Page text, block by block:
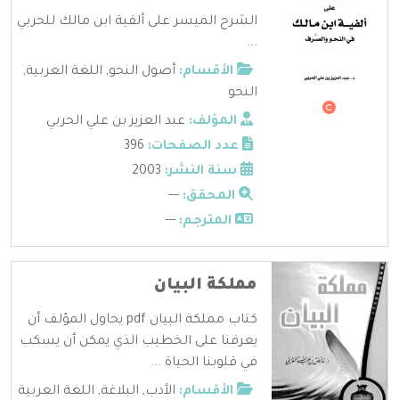
الشرح الميسر على ألفية ابن مالك للحربي
...
الأقسام: أصول النحو, اللغة العربية,
النحو
المؤلف: عبد العزيز بن علي الحربي
عدد الصفحات:
سنة النشر:
المحقق: ---
المترجم: ---
مملكة البيان
كتاب مملكة البيان pdf يحاول المؤلف أن
يعرفنا على الخطيب الذي يمكن أن يسكب
في قلوبنا الحياة ...
الأقسام: الأدب, البلاغة, اللغة العربية